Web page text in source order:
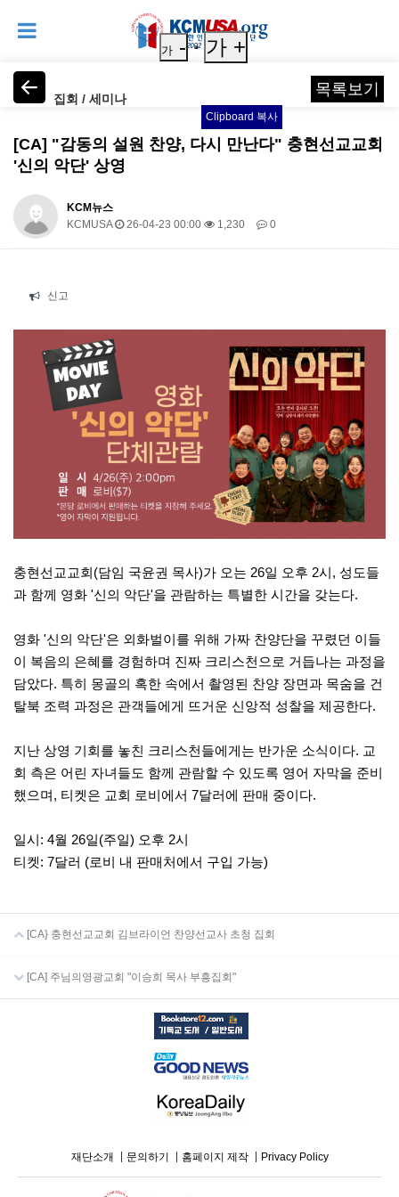
집회 / 세미나
가 - 가 +
Clipboard 복사
목록보기
[CA] "감동의 설원 찬양, 다시 만난다" 충현선교교회
'신의 악단' 상영
KCM뉴스
KCMUSA
26-04-23 00:00 1,230 0
신고
충현선교교회(담임 국윤권 목사)가 오는 26일 오후 2시, 성도들
과 함께 영화 '신의 악단'을 관람하는 특별한 시간을 갖는다.
영화 '신의 악단'은 외화벌이를 위해 가짜 찬양단을 꾸렸던 이들
이 복음의 은혜를 경험하며 진짜 크리스천으로 거듭나는 과정을
담았다. 특히 몽골의 혹한 속에서 촬영된 찬양 장면과 목숨을 건
탈북 조력 과정은 관객들에게 뜨거운 신앙적 성찰을 제공한다.
지난 상영 기회를 놓친 크리스천들에게는 반가운 소식이다. 교
회 측은 어린 자녀들도 함께 관람할 수 있도록 영어 자막을 준비
했으며, 티켓은 교회 로비에서 7달러에 판매 중이다.
일시: 4월 26일(주일) 오후 2시
티켓: 7달러 (로비 내 판매처에서 구입 가능)
[CA} 충현선교교회 김브라이언 찬양선교사 초청 집회
[CA] 주님의영광교회 "이승희 목사 부흥집회"
재단소개 문의하기 홈페이지 제작 Privacy Policy